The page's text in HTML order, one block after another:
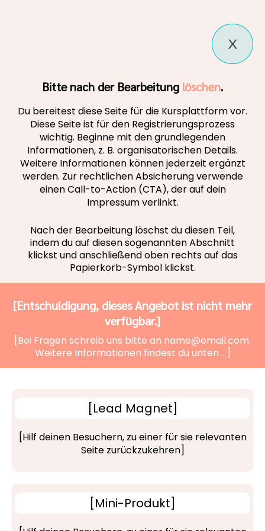
Bitte nach der Bearbeitung löschen.
Du bereitest diese Seite für die Kursplattform vor.
Diese Seite ist für den Registrierungsprozess
wichtig. Beginne mit den grundlegenden
Informationen, z. B. organisatorischen Details.
Weitere Informationen können jederzeit ergänzt
werden. Zur rechtlichen Absicherung verwende
einen Call-to-Action (CTA), der auf dein
Impressum verlinkt.
Nach der Bearbeitung löschst du diesen Teil,
indem du auf diesen sogenannten Abschnitt
klickst und anschließend oben rechts auf das
Papierkorb-Symbol klickst.
[Entschuldigung, dieses Angebot ist nicht mehr
verfügbar.]
[Bei Fragen schreib uns bitte an name@email.com.
Weitere Informationen findest du unten …]
[Lead Magnet]
[Hilf deinen Besuchern, zu einer für sie relevanten
Seite zurückzukehren]
[Mini-Produkt]